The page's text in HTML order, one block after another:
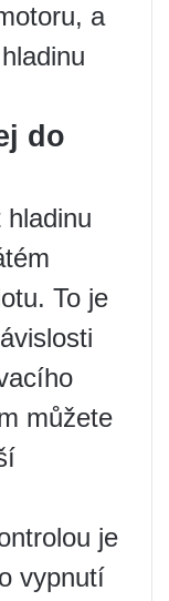
a
do
To je
můžete
je
vypnutí